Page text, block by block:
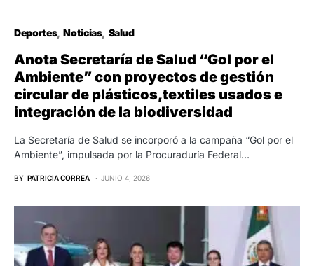
Deportes Noticias Salud
Anota Secretaría de Salud “Gol por el
Ambiente” con proyectos de gestión
circular de plásticos,textiles usados e
integración de la biodiversidad
La Secretaría de Salud se incorporó a la campaña “Gol por el
Ambiente”, impulsada por la Procuraduría Federal…
BY PATRICIA CORREA JUNIO 4, 2026